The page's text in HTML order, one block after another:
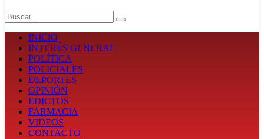
INICIO
INTERÉS GENERAL
POLÍTICA
POLICIALES
DEPORTES
OPINIÓN
EDICTOS
FARMACIA
VIDEOS
CONTACTO